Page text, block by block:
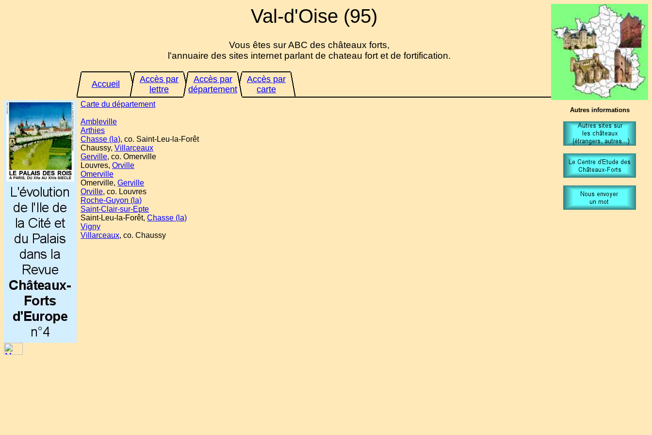
Val-d'Oise (95)
Vous êtes sur ABC des châteaux forts,
l'annuaire des sites internet parlant de chateau fort et de fortification.
Accueil
Accès par
lettre
Accès par
département
Accès par
carte
Carte du département
Ambleville
Arthies
Chasse (la), co. Saint-Leu-la-Forêt
Chaussy, Villarceaux
Gerville, co. Omerville
Louvres, Orville
Omerville
Omerville, Gerville
Orville, co. Louvres
Roche-Guyon (la)
Saint-Clair-sur-Epte
Saint-Leu-la-Forêt, Chasse (la)
Vigny
Villarceaux, co. Chaussy
Autres informations